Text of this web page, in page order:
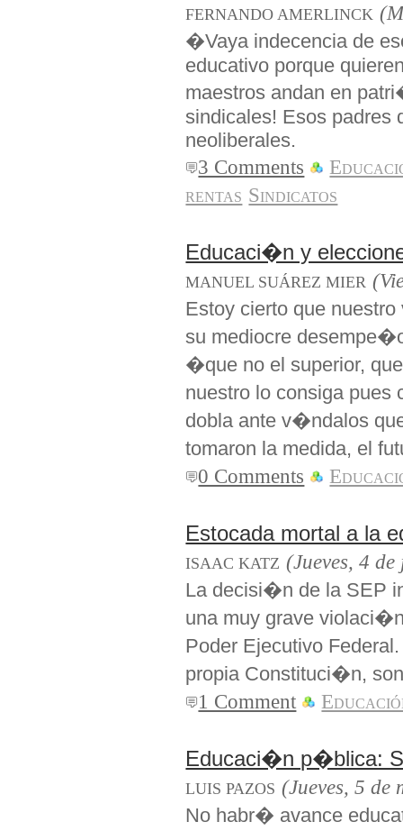
FERNANDO AMERLINCK
�Vaya indecencia de
educativo porque
maestros andan en
sindicales! Esos padres
neoliberales.
3 Comments
rentas Sindicatos
Educaci�n y
MANUEL SUÁREZ MIER
Estoy cierto que
su mediocre
�que no el superior,
nuestro lo consiga
dobla ante v�ndalos
tomaron la medida, el
0 Comments
Estocada mortal a la
ISAAC KATZ (Jueves, 4
La decisi�n de la SEP
una muy grave
Poder Ejecutivo
propia Constituci�n,
1 Comment
Educaci�n p�blica:
LUIS PAZOS (Jueves, 5 de
No habr� avance